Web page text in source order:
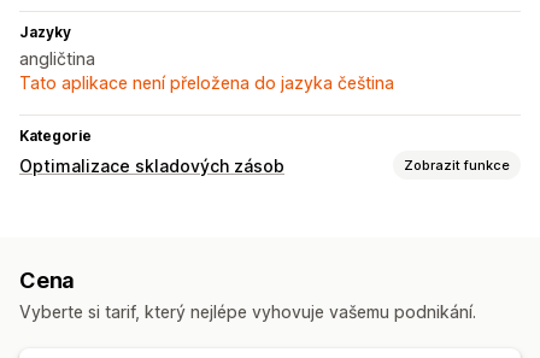
Jazyky
angličtina
Tato aplikace není přeložena do jazyka čeština
Kategorie
Optimalizace skladových zásob Zobrazit funkce
Plánování skladových zásob
Automatizace pracovního postupu
Cena
Vyberte si tarif, který nejlépe vyhovuje vašemu podnikání.